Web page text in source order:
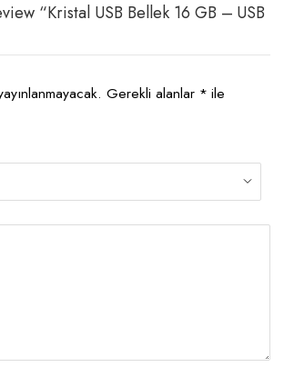
“Kristal USB Bellek 16 GB – USB
Gerekli alanlar * ile